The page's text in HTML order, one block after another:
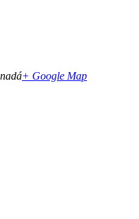
+ Google Map